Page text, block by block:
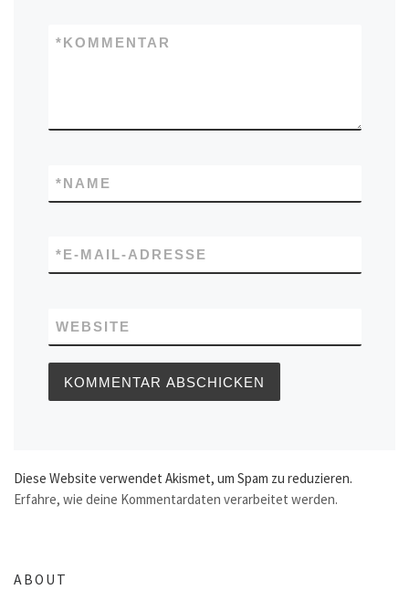
KOMMENTAR
*
NAME
*
E-MAIL-ADRESSE
*
WEBSITE
Diese Website verwendet Akismet, um Spam zu reduzieren.
Erfahre, wie deine Kommentardaten verarbeitet werden.
ABOUT